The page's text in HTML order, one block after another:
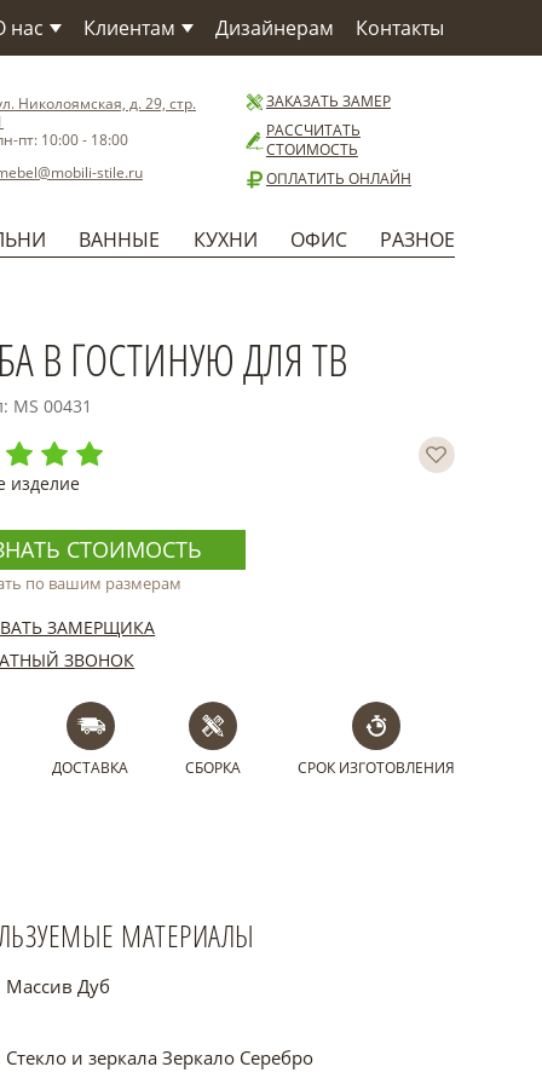
нас Клиентам
Способы оплаты
Установка
Польза
Дизайнерам Контакты
Николоямская, д. 29, стр.
пт: 10:00 - 18:00
stile.ru
ЗАКАЗАТЬ ЗАМЕР
РАССЧИТАТЬ
СТОИМОСТЬ
ОПЛАТИТЬ ОНЛАЙН
ВАННЫЕ КУХНИ ОФИС РАЗНОЕ
В ГОСТИНУЮ ДЛЯ ТВ
MS 00431
изделие
СТОИМОСТЬ
по вашим размерам
ЗАМЕРЩИКА
ЗВОНОК
ДОСТАВКА СБОРКА СРОК ИЗГОТОВЛЕНИЯ
МАТЕРИАЛЫ
Массив Дуб
Стекло и зеркала Зеркало Серебро